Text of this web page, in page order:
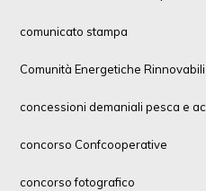
comunicato stampa
Comunità Energetiche Rinnovabili
concessioni demaniali pesca e
concorso Confcooperative
concorso fotografico